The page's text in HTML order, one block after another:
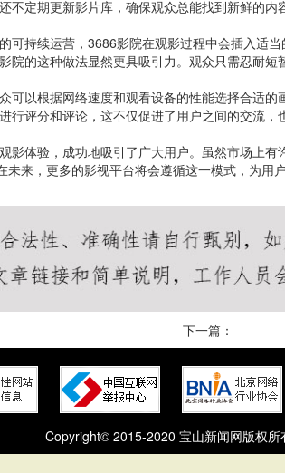
定期更新影片库，确保观众总能找到新鲜的内
可持续运营，3686影院在观影过程中会插入适
的这种做法显然更具吸引力。观众只需忍耐
以根据网络速度和观看设备的性能选择合适
评分和评论，这不仅促进了用户之间的交流，
体验，成功地吸引了广大用户。虽然市场上
来，更多的影视平台将会遵循这一模式，为
下一篇：
Copyright© 2015-2020 宝山新闻网版权所